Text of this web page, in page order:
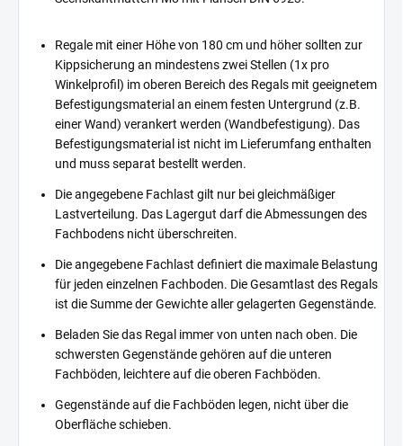
Regale mit einer Höhe von 180 cm und höher sollten zur
Kippsicherung an mindestens zwei Stellen (1x pro
Winkelprofil) im oberen Bereich des Regals mit geeignetem
Befestigungsmaterial an einem festen Untergrund (z.B.
einer Wand) verankert werden (Wandbefestigung). Das
Befestigungsmaterial ist nicht im Lieferumfang enthalten
und muss separat bestellt werden.
Die angegebene Fachlast gilt nur bei gleichmäßiger
Lastverteilung. Das Lagergut darf die Abmessungen des
Fachbodens nicht überschreiten.
Die angegebene Fachlast definiert die maximale Belastung
für jeden einzelnen Fachboden. Die Gesamtlast des Regals
ist die Summe der Gewichte aller gelagerten Gegenstände.
Beladen Sie das Regal immer von unten nach oben. Die
schwersten Gegenstände gehören auf die unteren
Fachböden, leichtere auf die oberen Fachböden.
Gegenstände auf die Fachböden legen, nicht über die
Oberfläche schieben.